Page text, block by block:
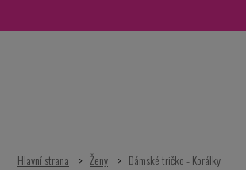
Ženy Dámské tričko - Korálky